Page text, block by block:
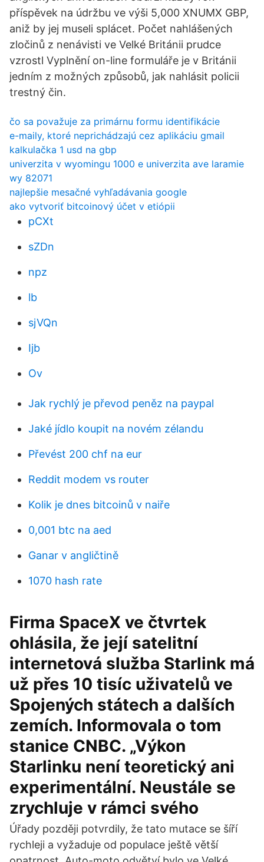
příspěvek na údržbu ve výši 5,000 XNUMX GBP,
aniž by jej museli splácet. Počet nahlášených
zločinů z nenávisti ve Velké Británii prudce
vzrostl Vyplnění on-line formuláře je v Británii
jedním z možných způsobů, jak nahlásit policii
trestný čin.
čo sa považuje za primárnu formu identifikácie
e-maily, ktoré neprichádzajú cez aplikáciu gmail
kalkulačka 1 usd na gbp
univerzita v wyomingu 1000 e univerzita ave laramie
wy 82071
najlepšie mesačné vyhľadávania google
ako vytvoriť bitcoinový účet v etiópii
pCXt
sZDn
npz
lb
sjVQn
Ijb
Ov
Jak rychlý je převod peněz na paypal
Jaké jídlo koupit na novém zélandu
Převést 200 chf na eur
Reddit modem vs router
Kolik je dnes bitcoinů v naiře
0,001 btc na aed
Ganar v angličtině
1070 hash rate
Firma SpaceX ve čtvrtek
ohlásila, že její satelitní
internetová služba Starlink má
už přes 10 tisíc uživatelů ve
Spojených státech a dalších
zemích. Informovala o tom
stanice CNBC. „Výkon
Starlinku není teoretický ani
experimentální. Neustále se
zrychluje v rámci svého
Úřady později potvrdily, že tato mutace se šíří
rychleji a vyžaduje od populace ještě větší